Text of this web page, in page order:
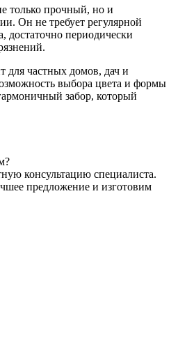
только прочный, но и
Он не требует регулярной
достаточно периодически
для частных домов, дач и
выбора цвета и формы
забор, который
консультацию специалиста.
предложение и изготовим